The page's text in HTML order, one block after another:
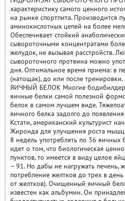
характеристику самого ценного
на рынке спортпита. Производится
аминокислотных цепей на более
Обеспечивает стойкий
сывороточными концентратами
желудок, не вызывая расстройств.
сывороточного протеина можно
дня. Оптимальное время приема: в
(натощак), до или после тренировки.
ЯИЧНЫЙ БЕЛОК Многие
яичные белки самой полезной
белок в самом лучшем виде.
яичного белка задолго до
Кстати, американский культурист
Жиронда для улучшения роста
8 недель употреблять по 36 яичных
идет о том, что биологическая
пунктов, то имеется в виду целое
– 91. Но дабы не нагружать печень,
потребление желтков до трех в
от желтков). Очищенный яичный
известен как альбумин. Он